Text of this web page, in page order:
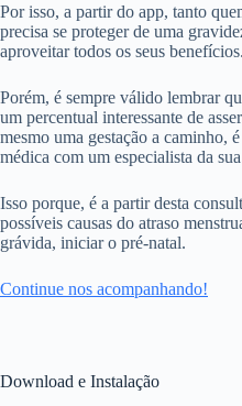
Por isso, a partir do app, tanto
precisa se proteger de uma
aproveitar todos os seus benefícios.
Porém, é sempre válido lembrar
um percentual interessante de
mesmo uma gestação a caminho,
médica com um especialista da
Isso porque, é a partir desta
possíveis causas do atraso
grávida, iniciar o pré-natal.
Continue nos acompanhando!
Download e Instalação